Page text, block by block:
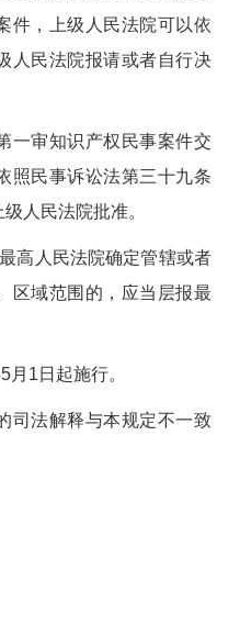
件，上级人民法院可以依
人民法院报请或者自行决
审知识产权民事案件交
照民事诉讼法第三十九条
人民法院批准。
人民法院确定管辖或者
区域范围的，应当层报最
1日起施行。
法解释与本规定不一致